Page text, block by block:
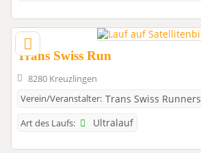
Trans Swiss Run
8280 Kreuzlingen
Verein/Veranstalter: Trans Swiss Runners
Art des Laufs: Ultralauf